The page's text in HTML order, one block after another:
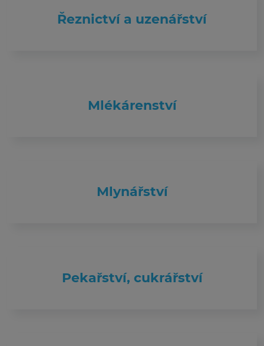
Řeznictví a uzenářství
Mlékárenství
Mlynářství
Pekařství, cukrářství